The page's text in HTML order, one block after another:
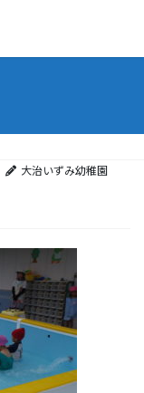
大治いずみ幼稚園